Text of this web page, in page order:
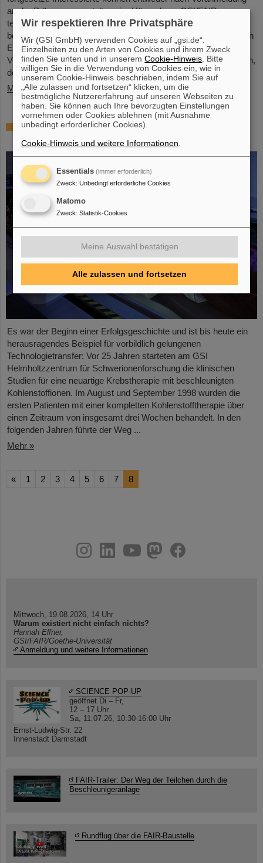
an der Präsenzveranstaltung im Hörsaal von GSI/FAIR
teilnehmen oder sich mit einem internetfähigen Gerät wie
beispielsweise einem Laptop, Mobiltelefon oder Tablet über einen
Einwahllink in die Übertragung der Veranstaltung per
Videokonferenz einwählen. Das Programm beginnt am Mittwoch,
dem 13. September 2023, mit…
Mehr »
25 Jahre Tumortherapie: Präzise Waffen im
Kampf gegen den Krebs
Es war der Beginn einer Erfolgsgeschichte und ist bis heute ein
herausragendes Beispiel für vorbildlich gelungenen
Technologietransfer: Vor 25 Jahren starteten am GSI
Helmholtzzentrum für Schwerionenforschung die klinischen
Studien für eine neuartige Krebstherapie mit beschleunigten
Kohlenstoffionen. Im August und September 1998 wurden die
ersten Patienten mit einer kompletten Kohlenstofftherapie über
einen Zeitraum von insgesamt drei Wochen behandelt. In den
folgenden Jahren führte der Weg ...
Mehr »
« 1 2 3 4 5 6 7 8
youtube
helmholtz.social
facebook
Mittwoch, 19.08.2026, 14 Uhr
Warum existiert nicht einfach nichts?
Hannah Elfner,
GSI/FAIR/Goethe-Universität
Anmeldung und weitere Informationen
SCIENCE POP-UP
geöffnet Di – Fr,
12 – 17 Uhr
Sa, 11.07.26, 10:30-16:00 Uhr
Ernst-Ludwig-Str. 22
Innenstadt Darmstadt
FAIR-Trailer: Der Weg der Teilchen durch die
Beschleunigeranlage
Rundflug über die FAIR-Baustelle
Wir respektieren Ihre Privatsphäre
Wir (GSI GmbH) verwenden Cookies auf „gsi.de“.
Einzelheiten zu den Arten von Cookies und ihrem Zweck
finden Sie unten und in unseremCookie-Hinweis . Bitte
willigen Sie in die Verwendung von Cookies ein, wie in
unserem Cookie-Hinweis beschrieben, indem Sie auf
„Alle zulassen und fortsetzen“ klicken, um die
bestmögliche Nutzererfahrung auf unseren Webseiten zu
haben. Sie können auch Ihre bevorzugten Einstellungen
vornehmen oder Cookies ablehnen (mit Ausnahme
unbedingt erforderlicher Cookies).
Cookie-Hinweis und weitere Informationen
Essentials (immer erforderlich)
Zweck: Unbedingt erforderliche Cookies
Matomo
Zweck: Statistik-Cookies
Meine Auswahl bestätigen
Alle zulassen und fortsetzen